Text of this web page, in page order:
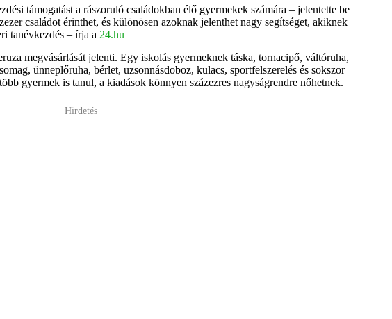
támogatást a rászoruló családokban élő gyermekek számára – jelentette be
családot érinthet, és különösen azoknak jelenthet nagy segítséget, akiknek
tanévkezdés – írja a 24.hu
megvásárlását jelenti. Egy iskolás gyermeknek táska, tornacipő, váltóruha,
ünneplőruha, bérlet, uzsonnásdoboz, kulacs, sportfelszerelés és sokszor
gyermek is tanul, a kiadások könnyen százezres nagyságrendre nőhetnek.
Hirdetés